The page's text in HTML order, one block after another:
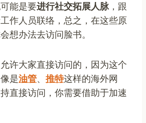
能是要进行社交拓展人脉，跟
作人员联络，总之，在这些原
想办法去访问脸书。
许大家直接访问的，因为这个
是油管、 推特这样的海外网
直接访问，你需要借助于加速